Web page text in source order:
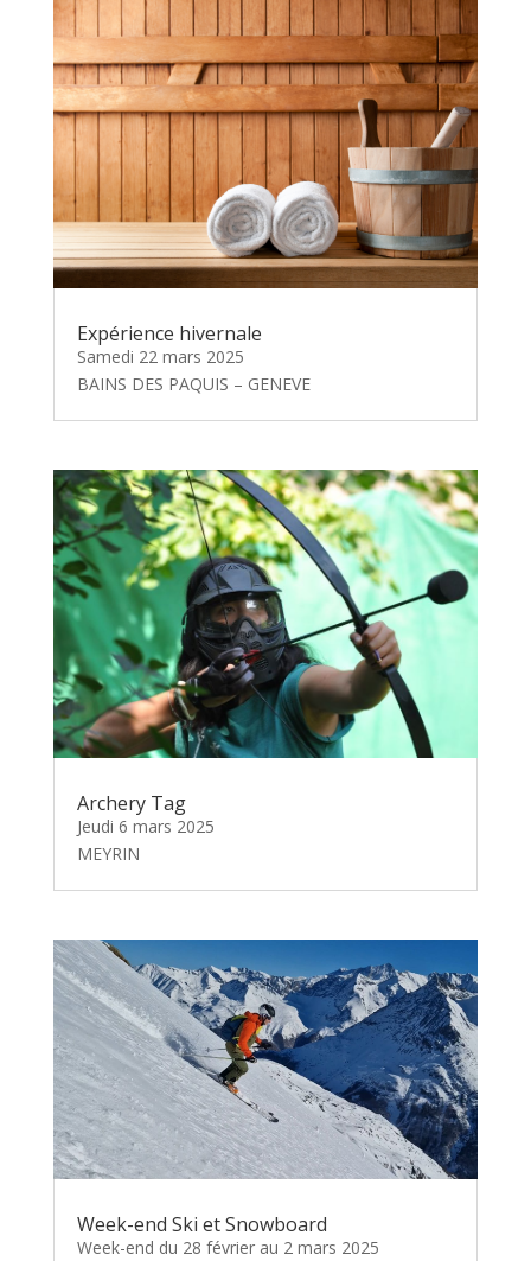
Expérience hivernale
Samedi 22 mars 2025
BAINS DES PAQUIS – GENEVE
Archery Tag
Jeudi 6 mars 2025
MEYRIN
Week-end Ski et Snowboard
Week-end du 28 février au 2 mars 2025